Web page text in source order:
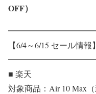
OFF）
【6/4～6/15 セール情報】
■ 楽天
対象商品：Air 10 Max（